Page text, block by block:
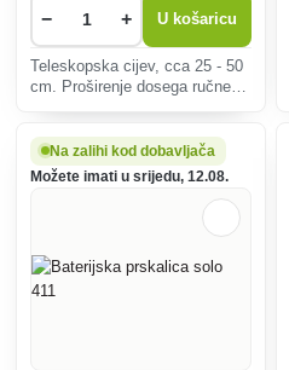
− + U košaricu
Teleskopska cijev, cca 25 - 50
cm. Proširenje dosega ručne
glave.
Na zalihi kod dobavljača
Možete imati u srijedu, 12.08.